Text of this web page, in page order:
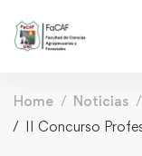
Home Noticias
II Concurso